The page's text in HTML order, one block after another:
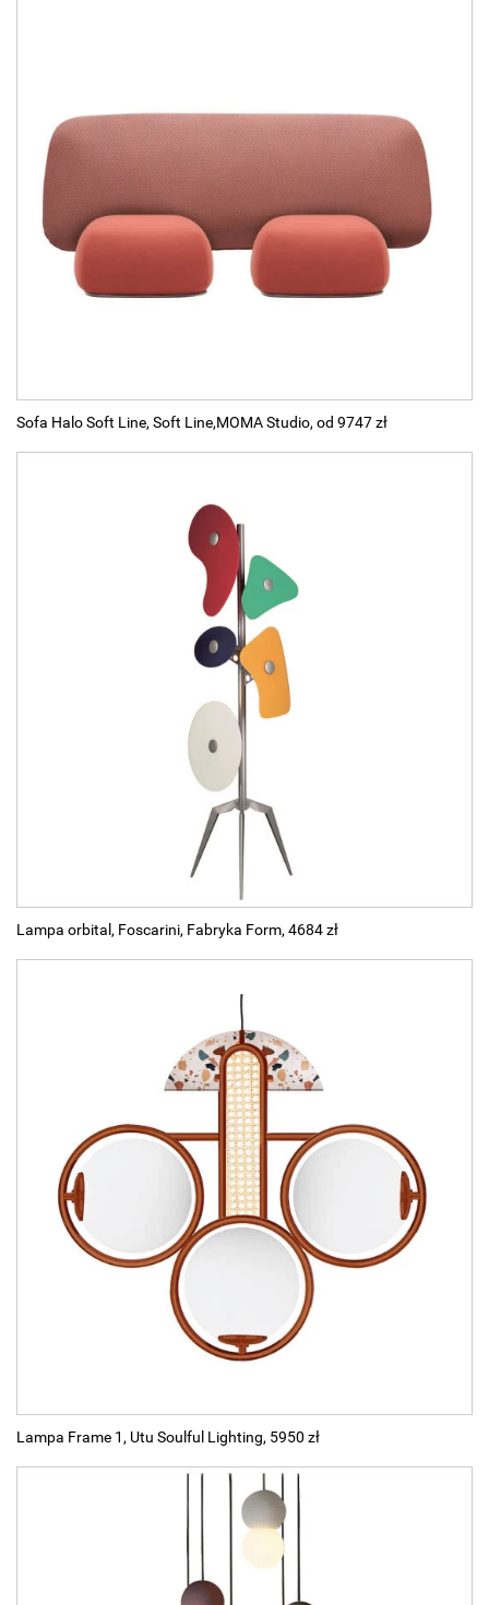
Sofa Halo Soft Line, Soft Line,MOMA Studio, od 9747 zł
Lampa orbital, Foscarini, Fabryka Form, 4684 zł
Lampa Frame 1, Utu Soulful Lighting, 5950 zł